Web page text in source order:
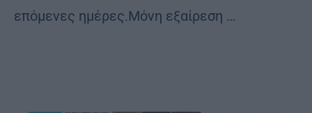
επόμενες ημέρες.Μόνη εξαίρεση …